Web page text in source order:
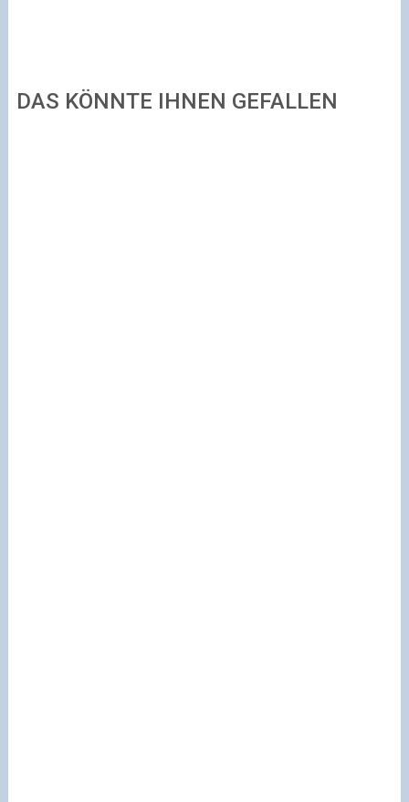
DAS KÖNNTE IHNEN GEFALLEN